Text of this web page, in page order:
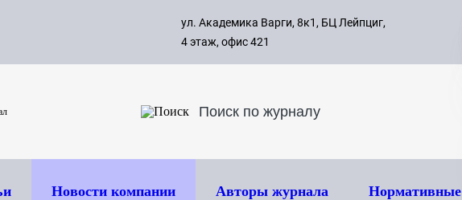
с 09:00
8 495
ул. Академика Варги, 8к1, БЦ Лейпциг,
4 этаж, офис 421
Новости компании Авторы журнала